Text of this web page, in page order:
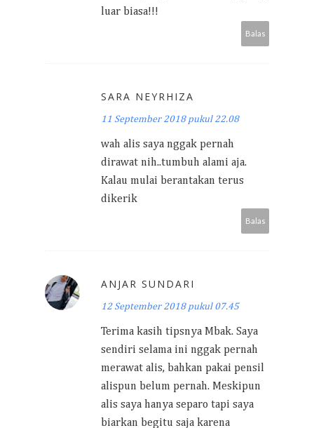
luar biasa!!!
Balas
SARA NEYRHIZA
11 September 2018 pukul 22.08
wah alis saya nggak pernah
dirawat nih..tumbuh alami aja.
Kalau mulai berantakan terus
dikerik
Balas
ANJAR SUNDARI
12 September 2018 pukul 07.45
Terima kasih tipsnya Mbak. Saya
sendiri selama ini nggak pernah
merawat alis, bahkan pakai pensil
alispun belum pernah. Meskipun
alis saya hanya separo tapi saya
biarkan begitu saja karena